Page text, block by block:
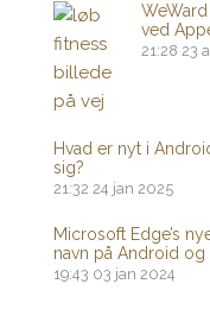
ved
21:28 23
Hvad er nyt i
sig?
21:32 24 jan 2025
Microsoft Edge’s
navn på Android og
19:43 03 jan 2024